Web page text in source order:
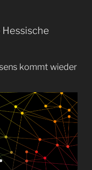
Hessische
kommt wieder